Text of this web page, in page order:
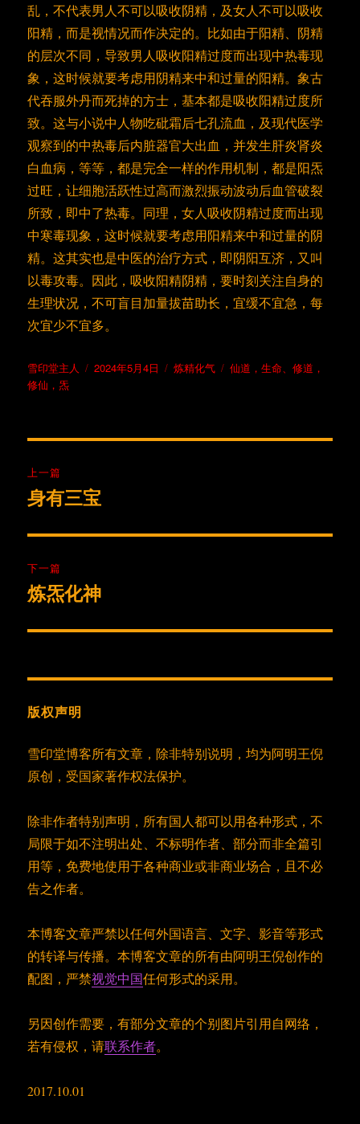
乱，不代表男人不可以吸收阴精，及女人不可以吸收
阳精，而是视情况而作决定的。比如由于阳精、阴精
的层次不同，导致男人吸收阳精过度而出现中热毒现
象，这时候就要考虑用阴精来中和过量的阳精。象古
代吞服外丹而死掉的方士，基本都是吸收阳精过度所
致。这与小说中人物吃砒霜后七孔流血，及现代医学
观察到的中热毒后内脏器官大出血，并发生肝炎肾炎
白血病，等等，都是完全一样的作用机制，都是阳炁
过旺，让细胞活跃性过高而激烈振动波动后血管破裂
所致，即中了热毒。同理，女人吸收阴精过度而出现
中寒毒现象，这时候就要考虑用阳精来中和过量的阴
精。这其实也是中医的治疗方式，即阴阳互济，又叫
以毒攻毒。因此，吸收阳精阴精，要时刻关注自身的
生理状况，不可盲目加量拔苗助长，宜缓不宜急，每
次宜少不宜多。
作
者
雪印堂主人
发
2024年5月4日
分
炼精化气
标
仙道，生命 、修道，
修仙，炁
章
航
上一篇
上
文
章：
身有三宝
下一篇
下
文
炼炁化神
版权声明
雪印堂博客所有文章，除非特别说明，均为阿明王倪
原创，受国家著作权法保护。
除非作者特别声明，所有国人都可以用各种形式，不
局限于如不注明出处、不标明作者、部分而非全篇引
用等，免费地使用于各种商业或非商业场合，且不必
告之作者。
本博客文章严禁以任何外国语言、文字、影音等形式
的转译与传播。本博客文章的所有由阿明王倪创作的
配图，严禁视觉中国任何形式的采用。
另因创作需要，有部分文章的个别图片引用自网络，
若有侵权，请联系作者。
2017.10.01